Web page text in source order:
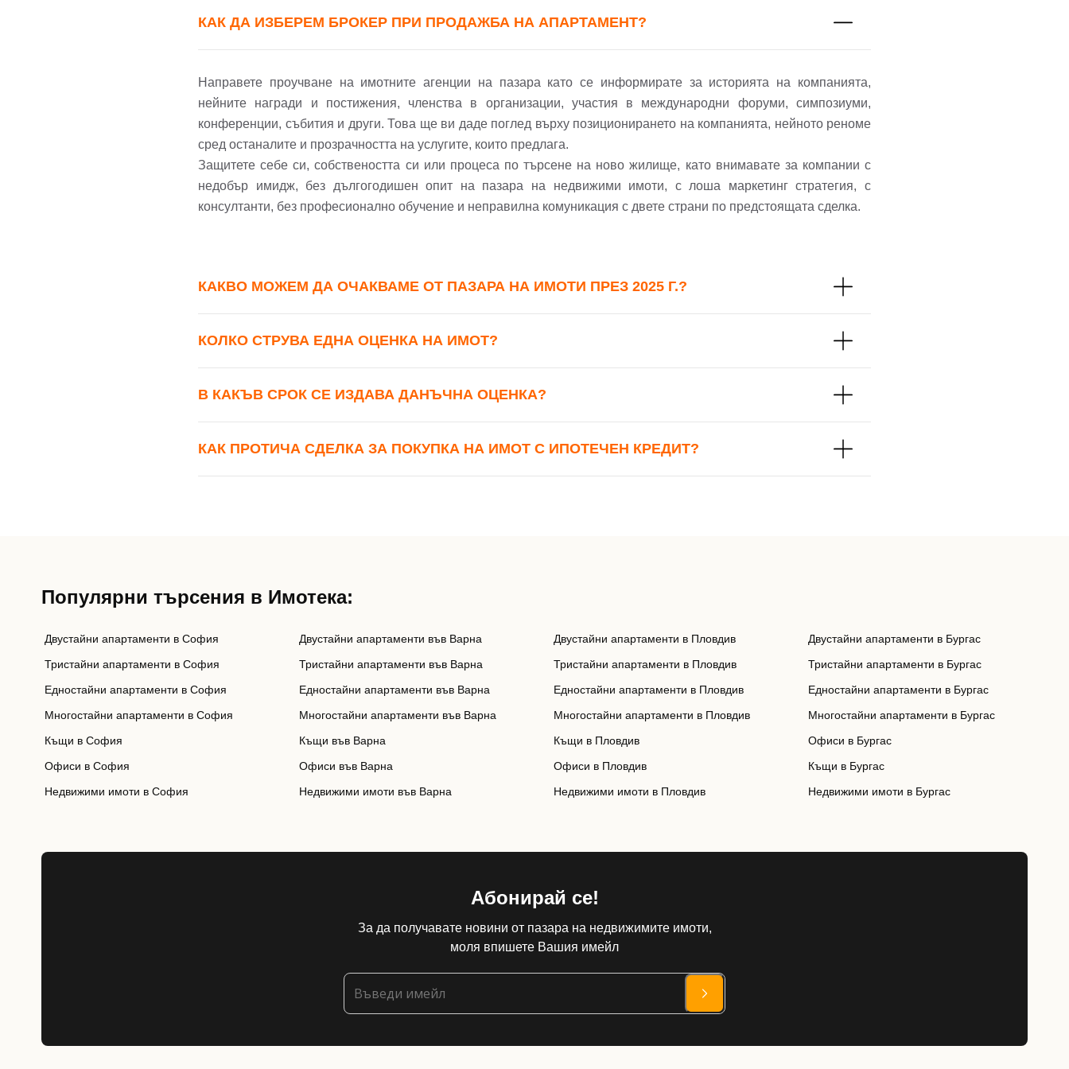
или използвай профил
КАК ДА ИЗБЕРЕМ БРОКЕР ПРИ ПРОДАЖБА НА АПАРТАМЕНТ?
Направете проучване на имотните агенции на пазара като се информирате за историята на компанията,
нейните награди и постижения, членства в организации, участия в международни форуми, симпозиуми,
конференции, събития и други. Това ще ви даде поглед върху позиционирането на компанията, нейното реноме
сред останалите и прозрачността на услугите, които предлага.
Защитете себе си, собствеността си или процеса по търсене на ново жилище, като внимавате за компании с
недобър имидж, без дългогодишен опит на пазара на недвижими имоти, с лоша маркетинг стратегия, с
консултанти, без професионално обучение и неправилна комуникация с двете страни по предстоящата сделка.
КАКВО МОЖЕМ ДА ОЧАКВАМЕ ОТ ПАЗАРА НА ИМОТИ ПРЕЗ 2025 Г.?
КОЛКО СТРУВА ЕДНА ОЦЕНКА НА ИМОТ?
В КАКЪВ СРОК СЕ ИЗДАВА ДАНЪЧНА ОЦЕНКА?
КАК ПРОТИЧА СДЕЛКА ЗА ПОКУПКА НА ИМОТ С ИПОТЕЧЕН КРЕДИТ?
Популярни търсения в Имотека:
Двустайни апартаменти в София
Тристайни апартаменти в София
Едностайни апартаменти в София
Многостайни апартаменти в София
Къщи в София
Офиси в София
Недвижими имоти в София
Двустайни апартаменти във Варна
Тристайни апартаменти във Варна
Едностайни апартаменти във Варна
Многостайни апартаменти във Варна
Къщи във Варна
Офиси във Варна
Недвижими имоти във Варна
Двустайни апартаменти в Пловдив
Тристайни апартаменти в Пловдив
Едностайни апартаменти в Пловдив
Многостайни апартаменти в Пловдив
Къщи в Пловдив
Офиси в Пловдив
Недвижими имоти в Пловдив
Двустайни апартаменти в Бургас
Тристайни апартаменти в Бургас
Едностайни апартаменти в Бургас
Многостайни апартаменти в Бургас
Офиси в Бургас
Къщи в Бургас
Недвижими имоти в Бургас
Абонирай се!
За да получавате новини от пазара на недвижимите имоти,
моля впишете Вашия имейл